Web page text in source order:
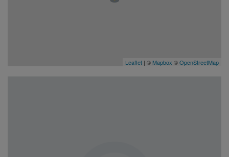
Leaflet | © Mapbox ©OpenStreetMap